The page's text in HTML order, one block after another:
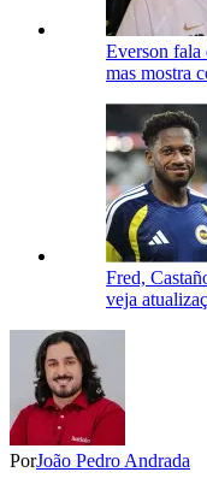
Everson fala
mas mostra
Fred,
veja
PorJoão Pedro Andrada